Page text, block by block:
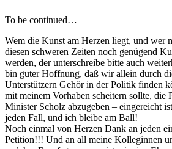
To be continued…
Wem die Kunst am Herzen liegt, und wer
diesen schweren Zeiten noch genügend
werden, der unterschreibe bitte auch
bin guter Hoffnung, daß wir allein durch
Unterstützern Gehör in der Politik finden
mit meinem Vorhaben scheitern sollte, die
Minister Scholz abzugeben – eingereicht
jeden Fall, und ich bleibe am Ball!
Noch einmal von Herzen Dank an jeden
Petition!!! Und an all meine Kolleginnen